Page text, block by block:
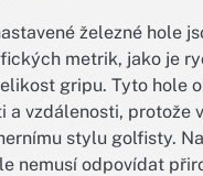
železné hole
metrik, jako je
gripu. Tyto hole
a vzdálenosti, protože
stylu golfisty.
nemusí odpovídat